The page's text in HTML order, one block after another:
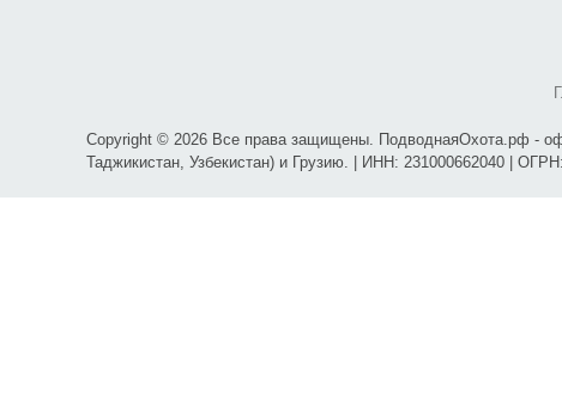
Copyright © 2026 Все права защищены. ПодводнаяОхота.рф -
Таджикистан, Узбекистан) и Грузию. | ИНН: 231000662040 |